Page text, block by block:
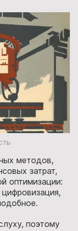
методов,
затрат,
оптимизации:
цифровизация,
поэтому